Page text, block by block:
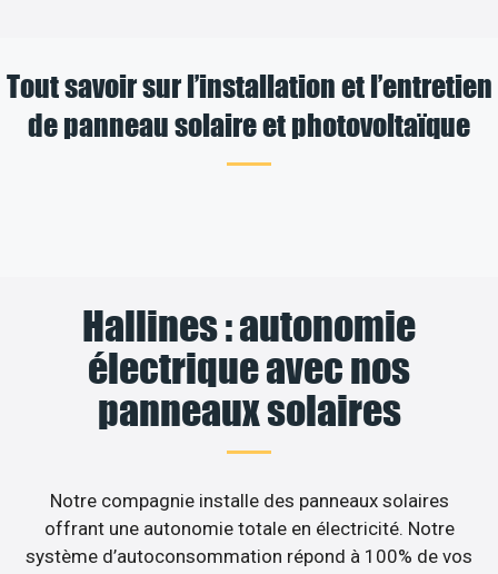
Tout savoir sur l’installation et l’entretien
de panneau solaire et photovoltaïque
Hallines : autonomie
électrique avec nos
panneaux solaires
Notre compagnie installe des panneaux solaires
offrant une autonomie totale en électricité. Notre
système d’autoconsommation répond à 100% de vos